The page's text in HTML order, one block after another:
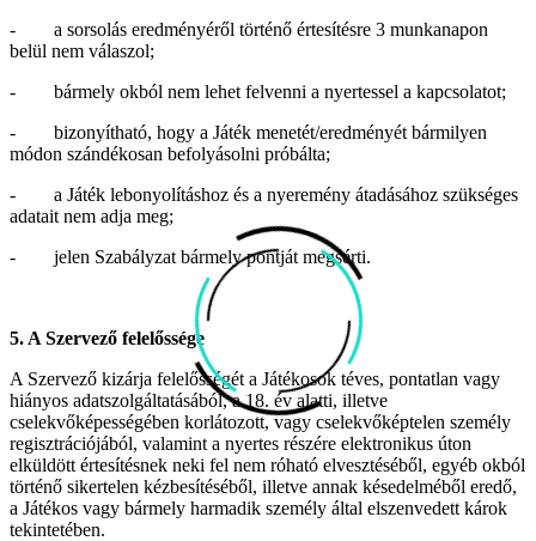
- a sorsolás eredményéről történő értesítésre 3 munkanapon
belül nem válaszol;
- bármely okból nem lehet felvenni a nyertessel a kapcsolatot;
- bizonyítható, hogy a Játék menetét/eredményét bármilyen
módon szándékosan befolyásolni próbálta;
- a Játék lebonyolításhoz és a nyeremény átadásához szükséges
adatait nem adja meg;
- jelen Szabályzat bármely pontját megsérti.
5. A Szervező felelőssége
A Szervező kizárja felelősségét a Játékosok téves, pontatlan vagy
hiányos adatszolgáltatásából, a 18. év alatti, illetve
cselekvőképességében korlátozott, vagy cselekvőképtelen személy
regisztrációjából, valamint a nyertes részére elektronikus úton
elküldött értesítésnek neki fel nem róható elvesztéséből, egyéb okból
történő sikertelen kézbesítéséből, illetve annak késedelméből eredő,
a Játékos vagy bármely harmadik személy által elszenvedett károk
tekintetében.